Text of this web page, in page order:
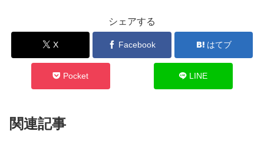
シェアする
X Facebook はてブ
Pocket LINE
関連記事